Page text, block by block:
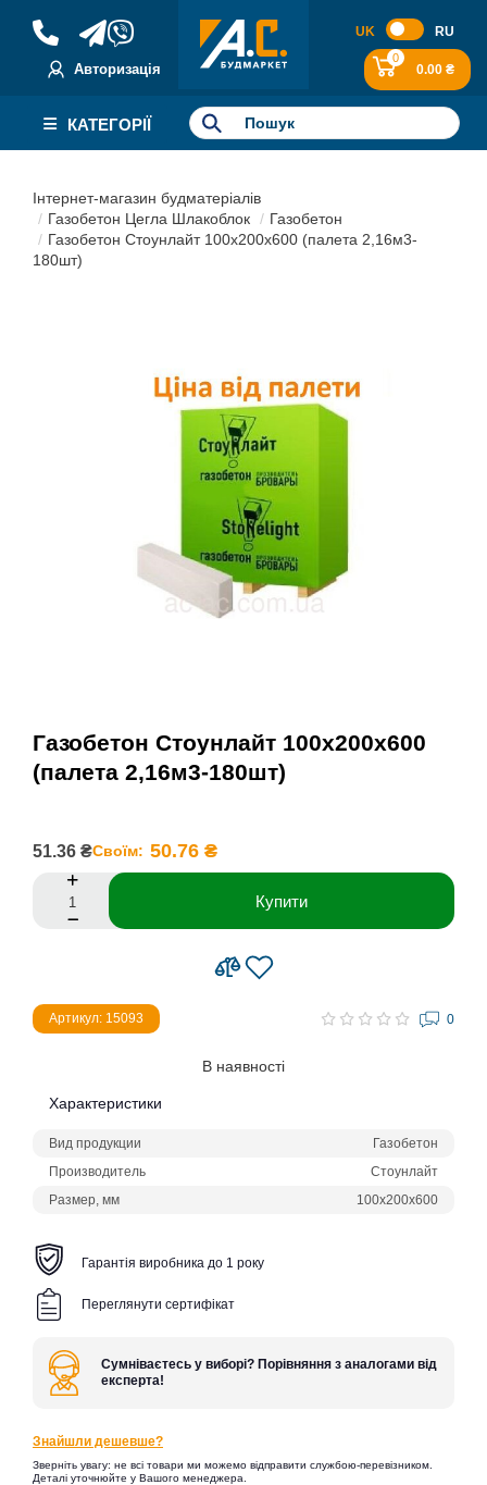
Авторизація
UK RU
0
0.00 ₴
КАТЕГОРІЇ
Інтернет-магазин будматеріалів
Газобетон Цегла Шлакоблок
Газобетон
Газобетон Стоунлайт 100x200x600 (палета 2,16м3-
180шт)
Газобетон Стоунлайт 100x200x600
(палета 2,16м3-180шт)
51.36 ₴Своїм: 50.76 ₴
Купити
Артикул: 15093 0
В наявності
Характеристики
Вид продукции
Газобетон
Производитель
Стоунлайт
Размер, мм
100х200х600
Гарантія виробника до 1 року
Переглянути сертифікат
Сумніваєтесь у виборі? Порівняння з аналогами від
експерта!
Знайшли дешевше?
Зверніть увагу: не всі товари ми можемо відправити службою-перевізником.
Деталі уточнюйте у Вашого менеджера.